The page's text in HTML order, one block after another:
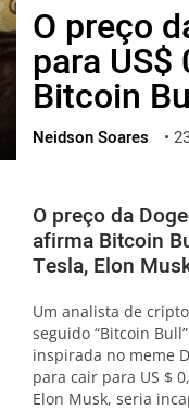
한국어
العربية
ไทย
ქართული
vietnamese
O preço
para
Bitcoin
Neidson Soares •
O preço da
afirma Bitcoin
Tesla, Elon
Um analista de
seguido “Bitcoin
inspirada no meme
para cair para US $
Elon Musk, seria